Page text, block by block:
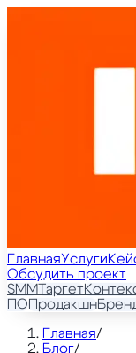
ГлавнаяУслуги
Обсудить проект
SMMТаргет
ПОПродакшн
Главная/
Блог/